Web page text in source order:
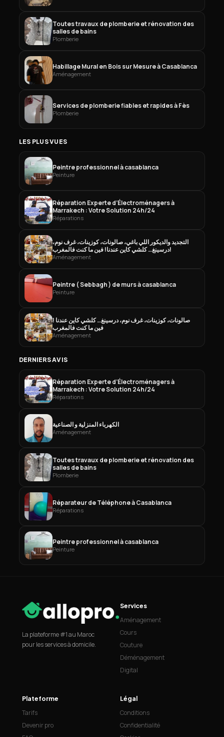
Toutes travaux de plomberie et rénovation des
salles de bains
Plomberie
Habillage Mural en Bois sur Mesure à Casablanca
Aménagement
Services de plomberie fiables et rapides à Fès
Plomberie
LES PLUS VUES
Peintre professionnel à casablanca
Peinture
Réparation Experte d’Électroménagers à
Marrakech : Votre Solution 24h/24
Réparations
التجديد والديكور اللي باغي، صالونات، كوزينات، غرف نوم،
درسينغ… كلشي كاين عندنا! فين ما كنت فالمغرب!
Aménagement
Peintre ( Sebbagh ) de murs à casablanca
Peinture
صالونات، كوزينات، غرف نوم، درسينغ… كلشي كاين عندنا !
فين ما كنت فالمغرب
Aménagement
DERNIERS AVIS
Réparation Experte d’Électroménagers à
Marrakech : Votre Solution 24h/24
Réparations
الكهرباء المنزلية و الصناعية
Aménagement
Toutes travaux de plomberie et rénovation des
salles de bains
Plomberie
Réparateur de Téléphone à Casablanca
Réparations
Peintre professionnel à casablanca
Peinture
La plateforme #1 au Maroc
pour les services à domicile.
Services
Aménagement
Cours
Couture
Déménagement
Digital
Plateforme
Tarifs
Devenir pro
Légal
Conditions
Confidentialité